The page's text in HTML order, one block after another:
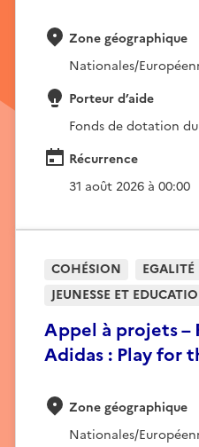
Zone géographique
Nationales/
Porteur d’aide
Fonds de dotation
Récurrence
31 août 2026 à 00:00
Appel à projets –
Adidas : Play for
COHÉSION
JEUNESSE ET
Zone géographique
Nationales/